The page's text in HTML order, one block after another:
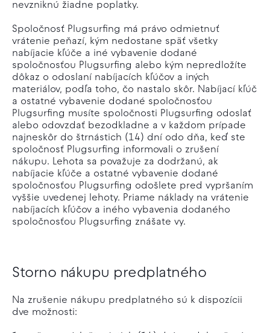
nevzniknú žiadne poplatky.
Spoločnosť Plugsurfing má právo odmietnuť
vrátenie peňazí, kým nedostane späť všetky
nabíjacie kľúče a iné vybavenie dodané
spoločnosťou Plugsurfing alebo kým nepredložíte
dôkaz o odoslaní nabíjacích kľúčov a iných
materiálov, podľa toho, čo nastalo skôr. Nabíjací kľúč
a ostatné vybavenie dodané spoločnosťou
Plugsurfing musíte spoločnosti Plugsurfing odoslať
alebo odovzdať bezodkladne a v každom prípade
najneskôr do štrnástich (14) dní odo dňa, keď ste
spoločnosť Plugsurfing informovali o zrušení
nákupu. Lehota sa považuje za dodržanú, ak
nabíjacie kľúče a ostatné vybavenie dodané
spoločnosťou Plugsurfing odošlete pred vypršaním
vyššie uvedenej lehoty. Priame náklady na vrátenie
nabíjacích kľúčov a iného vybavenia dodaného
spoločnosťou Plugsurfing znášate vy.
Storno nákupu predplatného
Na zrušenie nákupu predplatného sú k dispozícii
dve možnosti: